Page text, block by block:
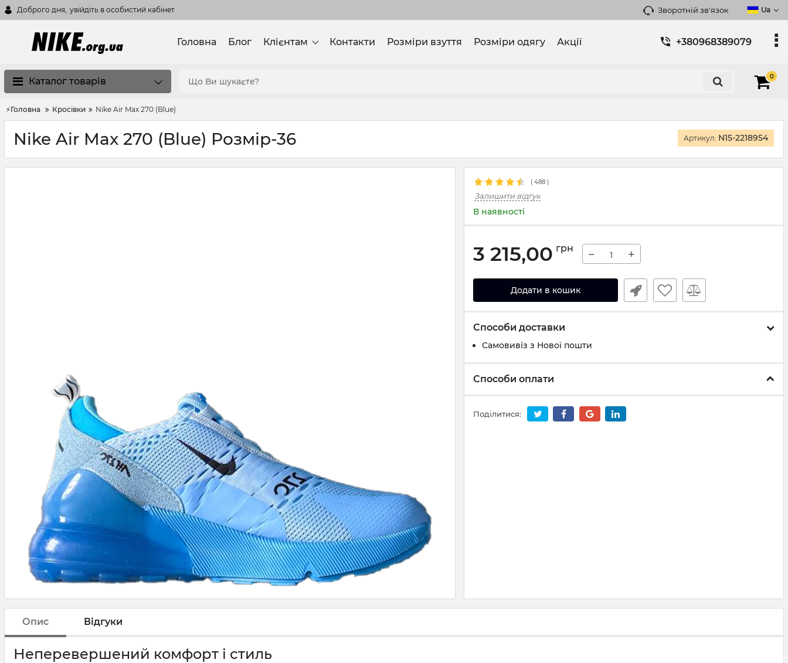
Доброго дня, увійдіть в особистий кабінет Зворотній зв'язок Ua
Головна Блог Клієнтам Контакти Розміри взуття Розміри одягу Акції +380968389079
Каталог товарів 0
⚡Головна Кросівки Nike Air Max 270 (Blue)
Nike Air Max 270 (Blue) Розмір-36 Артикул: N15-2218954
( 488 )
Залишити відгук
В наявності
3 215,00 грн − +
Додати в кошик
Способи доставки
Самовивіз з Нової пошти
Способи оплати
Поділитися:
Опис Відгуки
Неперевершений комфорт і стиль